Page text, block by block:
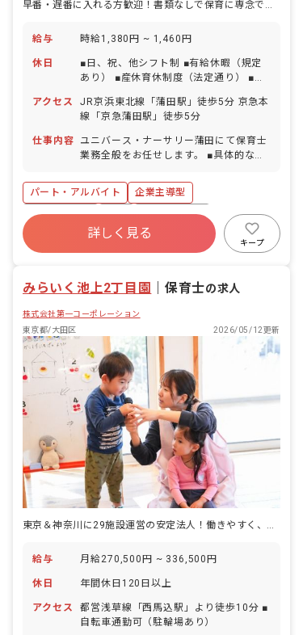
早番・遅番に入れる方歓迎！書類なしで保育に専念できる職場環境です！
給与 時給1,380円 ~ 1,460円
休日
■日、祝、他シフト制 ■有給休暇（規定
あり） ■産休育休制度（法定通り） ■年
アクセス
JR京浜東北線「蒲田駅」徒歩5分 京急本
線「京急蒲田駅」徒歩5分
仕事内容
ユニバース・ナーサリー蒲田にて保育士
業務全般をお任せします。 ■具体的な仕
管理など） ※年カリ、月案などの書類作
成業務はありません 休憩中は、外出や外
食もOK！
パート・アルバイト
企業主導型
社会保険完備
有給
産休育休制度
乳児保育のみ
正社員登用
駅近5分以内
詳しく見る
キープ
みらいく池上2丁目園 ｜保育士の求人
株式会社第一コーポレーション
東京都/大田区
2026/05/12更新
東京＆神奈川に29施設運営の安定法人！働きやすく、キャリアパスも充実◎
給与 月給270,500円 ~ 336,500円
休日 年間休日120日以上
アクセス
都営浅草線「西馬込駅」より徒歩10分 ■
自転車通勤可（駐輪場あり）